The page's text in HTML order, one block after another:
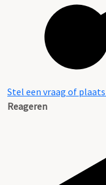
Stel een vraag of
Reageren